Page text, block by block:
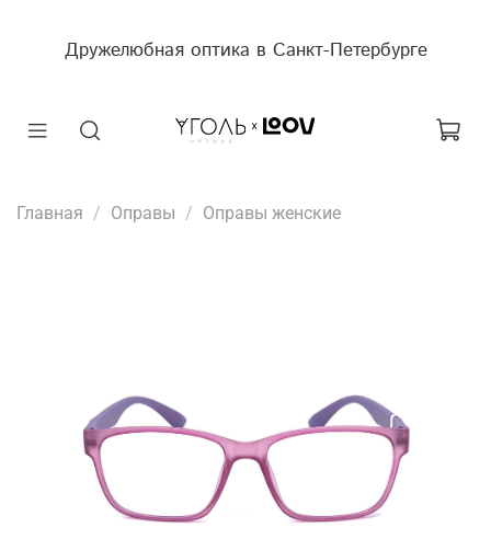
Дружелюбная оптика в Санкт-Петербурге
Главная Оправы Оправы женские